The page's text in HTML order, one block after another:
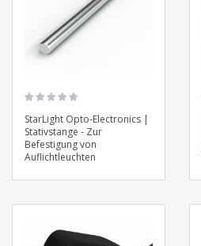
StarLight Opto-Electronics |
Stativstange - Zur
Befestigung von
Auflichtleuchten